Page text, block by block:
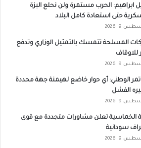
ابراهيم: الحرب مستمرة ولن نحلع البزة
حتى استعادة كامل البلاد
9, 2026
المسلحة تتمسك بالتمثيل الوزاري وتدفع
للاوقاف
9, 2026
الوطني: أي حوار خاضع لهيمنة جهة محددة
الفشل
9, 2026
الخماسية تعلن مشاورات متجددة مع قوى
سودانية
9, 2026